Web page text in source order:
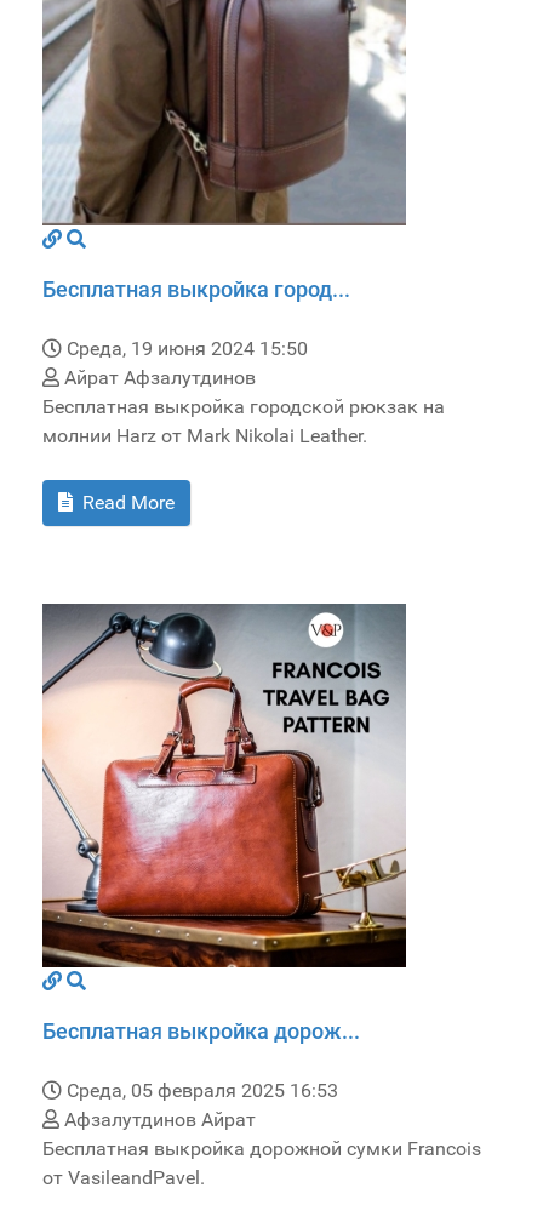
Бесплатная выкройка город...
Среда, 19 июня 2024 15:50
Айрат Афзалутдинов
Бесплатная выкройка городской рюкзак на
молнии Harz от Mark Nikolai Leather.
Read More
Бесплатная выкройка дорож...
Среда, 05 февраля 2025 16:53
Афзалутдинов Айрат
Бесплатная выкройка дорожной сумки Francois
от VasileandPavel.